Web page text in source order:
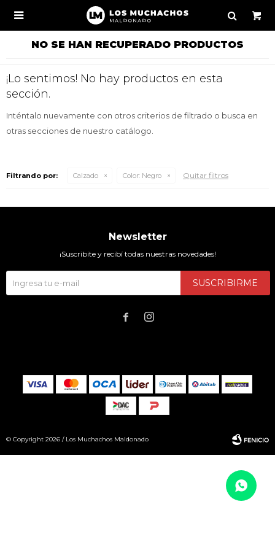

NO SE HAN RECUPERADO PRODUCTOS
¡Lo sentimos! No hay productos en esta
sección.
Inténtalo nuevamente con otros criterios de filtrado o busca en
otras secciones de nuestro catálogo.
Filtrando por: Calzado Color: Negro Quitar filtros
Newsletter
¡Suscribite y recibí todas nuestras novedades!
SUSCRIBIRME
 
© Copyright 2026 / Los Muchachos Maldonado